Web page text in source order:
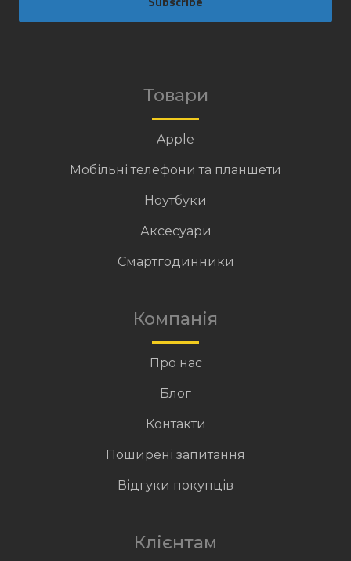
Товари
Apple
Мобільні телефони та планшети
Ноутбуки
Аксесуари
Смартгодинники
Компанія
Про нас
Блог
Контакти
Поширені запитання
Відгуки покупців
Клієнтам